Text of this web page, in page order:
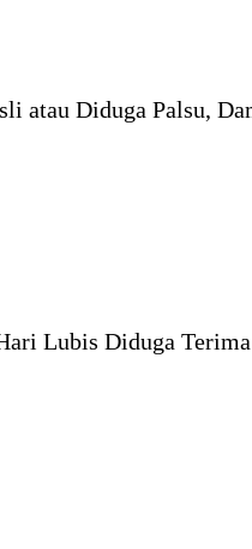
atau Diduga Palsu,
Lubis Diduga Terima